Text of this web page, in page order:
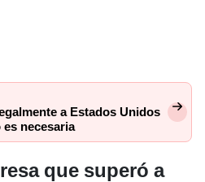
a Estados Unidos
necesaria
que superó a